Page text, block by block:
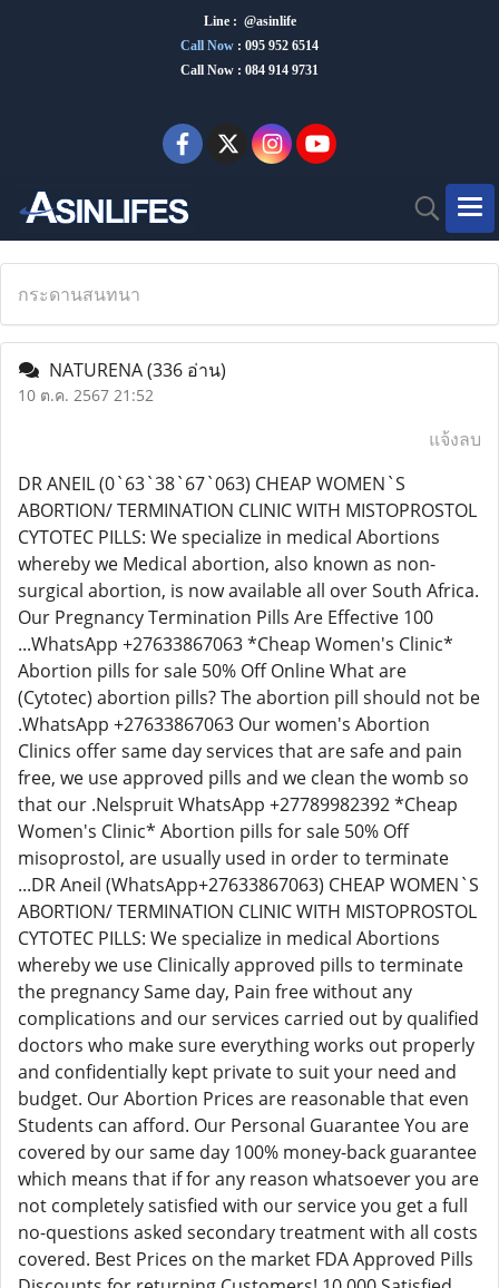
Line : @asinlife
Call Now : 095 952 6514
Call Now : 084 914 9731
กระดานสนทนา
NATURENA(336 อ่าน)
10 ต.ค. 2567 21:52
แจ้งลบ
DR ANEIL (0`63`38`67`063) CHEAP WOMEN`S
ABORTION/ TERMINATION CLINIC WITH MISTOPROSTOL
CYTOTEC PILLS: We specialize in medical Abortions
whereby we Medical abortion, also known as non-
surgical abortion, is now available all over South Africa.
Our Pregnancy Termination Pills Are Effective 100
...WhatsApp +27633867063 *Cheap Women's Clinic*
Abortion pills for sale 50% Off Online What are
(Cytotec) abortion pills? The abortion pill should not be
.WhatsApp +27633867063 Our women's Abortion
Clinics offer same day services that are safe and pain
free, we use approved pills and we clean the womb so
that our .Nelspruit WhatsApp +27789982392 *Cheap
Women's Clinic* Abortion pills for sale 50% Off
misoprostol, are usually used in order to terminate
...DR Aneil (WhatsApp+27633867063) CHEAP WOMEN`S
ABORTION/ TERMINATION CLINIC WITH MISTOPROSTOL
CYTOTEC PILLS: We specialize in medical Abortions
whereby we use Clinically approved pills to terminate
the pregnancy Same day, Pain free without any
complications and our services carried out by qualified
doctors who make sure everything works out properly
and confidentially kept private to suit your need and
budget. Our Abortion Prices are reasonable that even
Students can afford. Our Personal Guarantee You are
covered by our same day 100% money-back guarantee
which means that if for any reason whatsoever you are
not completely satisfied with our service you get a full
no-questions asked secondary treatment with all costs
covered. Best Prices on the market FDA Approved Pills